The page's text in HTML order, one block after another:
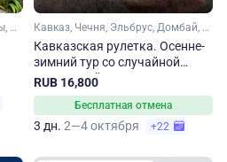
Кавказские Минеральные Воды, Ставропольский край, Кавказ Кавказ, Чечня, Эльбрус, Домбай, Карачаево-Черкесия, Кабардино-Балкария, Ставропольский край, Кавказские Минеральные Воды
Кавказская рулетка. Осенне-
зимний тур со случайной
экскурсией
RUB 16,800
Бесплатная отмена
3 дн. 2—4 октября +22